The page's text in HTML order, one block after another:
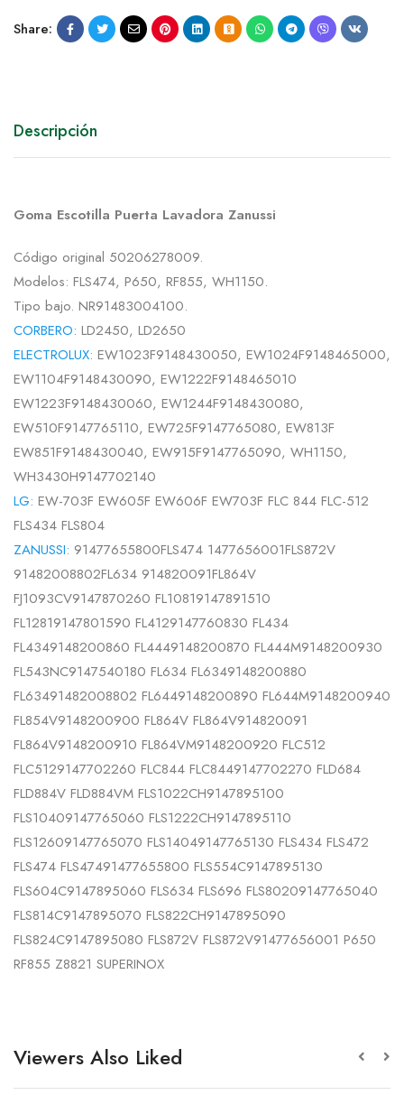
Share:
Descripción
Goma Escotilla Puerta Lavadora Zanussi
Código original 50206278009.
Modelos: FLS474, P650, RF855, WH1150.
Tipo bajo. NR91483004100.
CORBERO: LD2450, LD2650
ELECTROLUX: EW1023F9148430050, EW1024F9148465000,
EW1104F9148430090, EW1222F9148465010
EW1223F9148430060, EW1244F9148430080,
EW510F9147765110, EW725F9147765080, EW813F
EW851F9148430040, EW915F9147765090, WH1150,
WH3430H9147702140
LG: EW-703F EW605F EW606F EW703F FLC 844 FLC-512
FLS434 FLS804
ZANUSSI: 91477655800FLS474 1477656001FLS872V
91482008802FL634 914820091FL864V
FJ1093CV9147870260 FL10819147891510
FL12819147801590 FL4129147760830 FL434
FL4349148200860 FL4449148200870 FL444M9148200930
FL543NC9147540180 FL634 FL6349148200880
FL63491482008802 FL6449148200890 FL644M9148200940
FL854V9148200900 FL864V FL864V914820091
FL864V9148200910 FL864VM9148200920 FLC512
FLC5129147702260 FLC844 FLC8449147702270 FLD684
FLD884V FLD884VM FLS1022CH9147895100
FLS10409147765060 FLS1222CH9147895110
FLS12609147765070 FLS14049147765130 FLS434 FLS472
FLS474 FLS47491477655800 FLS554C9147895130
FLS604C9147895060 FLS634 FLS696 FLS80209147765040
FLS814C9147895070 FLS822CH9147895090
FLS824C9147895080 FLS872V FLS872V91477656001 P650
RF855 Z8821 SUPERINOX
Viewers Also Liked